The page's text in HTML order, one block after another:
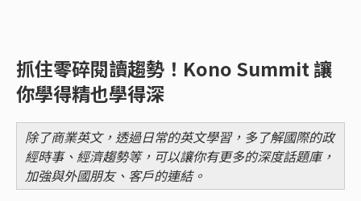
抓住零碎閱讀趨勢！Kono Summit 讓
你學得精也學得深
除了商業英文，透過日常的英文學習，多了解國際的政
經時事、經濟趨勢等，可以讓你有更多的深度話題庫，
加強與外國朋友、客戶的連結。